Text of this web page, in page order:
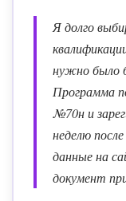
Я долго
нужно было
Программа
№70н и
неделю
данные на
документ